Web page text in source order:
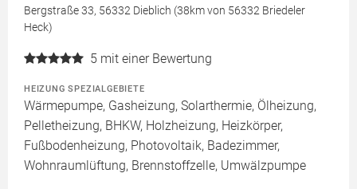
Bergstraße 33, 56332 Dieblich (38km von 56332 Briedeler
Heck)
5 mit einer Bewertung
HEIZUNG SPEZIALGEBIETE
Wärmepumpe, Gasheizung, Solarthermie, Ölheizung,
Pelletheizung, BHKW, Holzheizung, Heizkörper,
Fußbodenheizung, Photovoltaik, Badezimmer,
Wohnraumlüftung, Brennstoffzelle, Umwälzpumpe